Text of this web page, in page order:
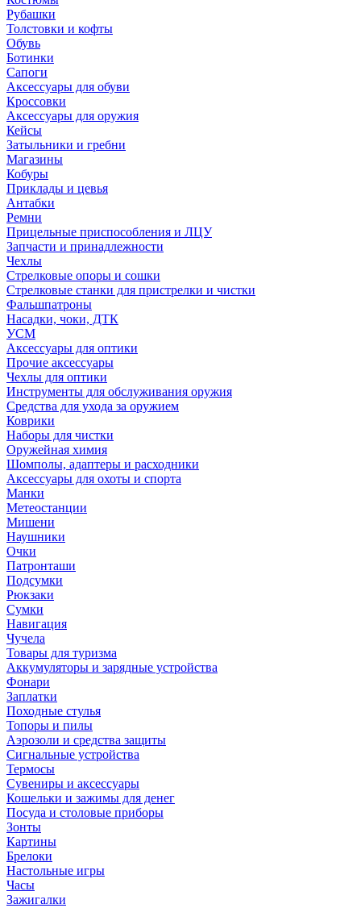
Рубашки
Толстовки и кофты
Обувь
Ботинки
Сапоги
Аксессуары для обуви
Кроссовки
Аксессуары для оружия
Кейсы
Затыльники и гребни
Магазины
Кобуры
Приклады и цевья
Антабки
Ремни
Прицельные приспособления и ЛЦУ
Запчасти и принадлежности
Чехлы
Стрелковые опоры и сошки
Стрелковые станки для пристрелки и чистки
Фальшпатроны
Насадки, чоки, ДТК
УСМ
Аксессуары для оптики
Прочие аксессуары
Чехлы для оптики
Инструменты для обслуживания оружия
Средства для ухода за оружием
Коврики
Наборы для чистки
Оружейная химия
Шомполы, адаптеры и расходники
Аксессуары для охоты и спорта
Манки
Метеостанции
Мишени
Наушники
Очки
Патронташи
Подсумки
Рюкзаки
Сумки
Навигация
Чучела
Товары для туризма
Аккумуляторы и зарядные устройства
Фонари
Заплатки
Походные стулья
Топоры и пилы
Аэрозоли и средства защиты
Сигнальные устройства
Термосы
Сувениры и аксессуары
Кошельки и зажимы для денег
Посуда и столовые приборы
Зонты
Картины
Брелоки
Настольные игры
Часы
Зажигалки